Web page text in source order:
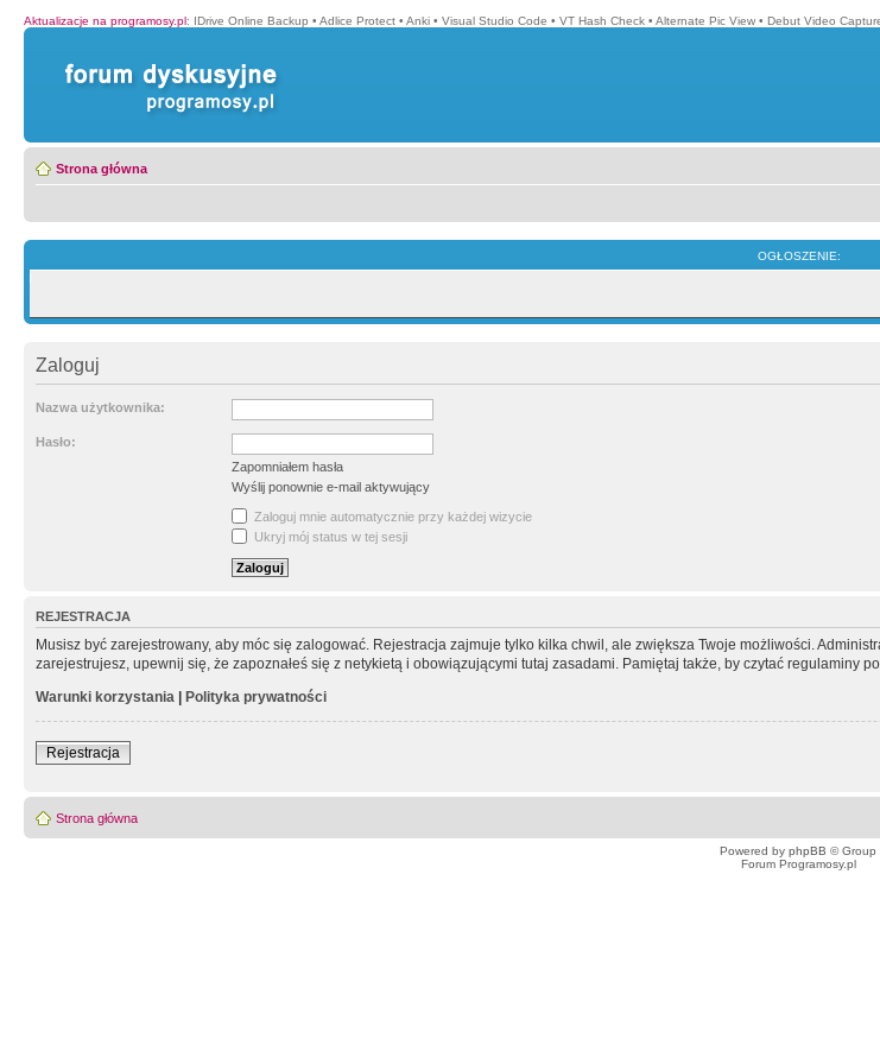
Aktualizacje na programosy.pl: IDrive Online Backup • Adlice Protect • Anki • Visual Studio Code • VT Hash Check • Alternate Pic View • Debut Video
Strona główna
OGŁOSZENIE:
Zaloguj
Nazwa użytkownika:
Hasło:
Zapomniałem hasła
Wyślij ponownie e-mail aktywujący
Zaloguj mnie automatycznie przy każdej wizycie
Ukryj mój status w tej sesji
REJESTRACJA
Musisz być zarejestrowany, aby móc się zalogować. Rejestracja zajmuje tylko kilka chwil, ale zwiększa Twoje możliwości.
zarejestrujesz, upewnij się, że zapoznałeś się z netykietą i obowiązującymi tutaj zasadami. Pamiętaj także, by czytać regulaminy
Warunki korzystania | Polityka prywatności
Rejestracja
Strona główna
Powered by phpBB © Group
Forum Programosy.pl